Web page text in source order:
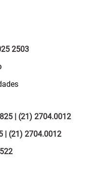
2503
| (21) 2704.0012
| (21) 2704.0012